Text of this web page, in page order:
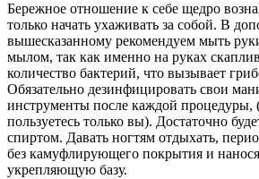
Бережное отношение к себе щедро
только начать ухаживать за собой. В
вышесказанному рекомендуем мыть
мылом, так как именно на руках
количество бактерий, что вызывает
Обязательно дезинфицировать свои
инструменты после каждой процедуры,
пользуетесь только вы). Достаточно
спиртом. Давать ногтям отдыхать,
без камуфлирующего покрытия и
укрепляющую базу.